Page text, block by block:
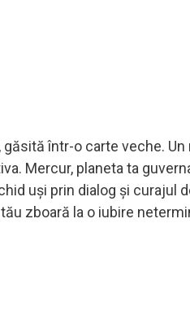
într-o carte veche.
Mercur, planeta ta
uși prin dialog și curajul
zboară la o iubire